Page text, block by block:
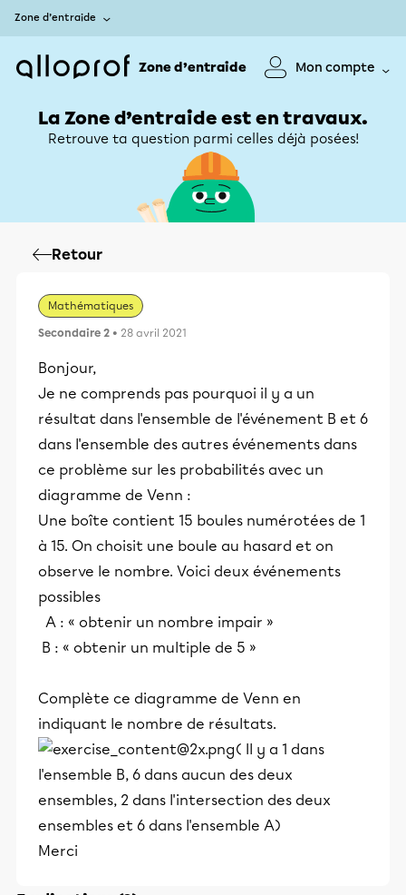
Zone d’entraide
Zone d’entraide Mon compte
La Zone d’entraide est en travaux.
Retrouve ta question parmi celles déjà posées!
Retour
Mathématiques
Secondaire 2 • 28 avril 2021
Bonjour,
Je ne comprends pas pourquoi il y a un
résultat dans l'ensemble de l'événement B et 6
dans l'ensemble des autres événements dans
ce problème sur les probabilités avec un
diagramme de Venn :
Une boîte contient 15 boules numérotées de 1
à 15. On choisit une boule au hasard et on
observe le nombre. Voici deux événements
possibles
A : « obtenir un nombre impair »
B : « obtenir un multiple de 5 »
Complète ce diagramme de Venn en
indiquant le nombre de résultats.
( Il y a 1 dans
l'ensemble B, 6 dans aucun des deux
ensembles, 2 dans l'intersection des deux
ensembles et 6 dans l'ensemble A)
Merci